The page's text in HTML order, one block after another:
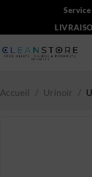
Accueil / Urinoir /